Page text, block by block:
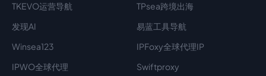
TKEVO运营导航
TPsea跨境出海
发现AI
易蓝工具导航
Winsea123
IPFoxy全球代理IP
IPWO全球代理
Swiftproxy